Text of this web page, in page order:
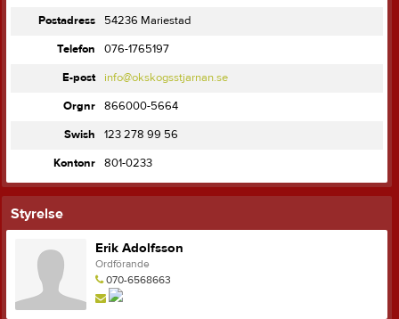
Postadress
54236 Mariestad
Telefon
076-1765197
E-post
info@okskogsstjarnan.se
Orgnr
866000-5664
Swish
123 278 99 56
Kontonr
801-0233
Styrelse
Erik Adolfsson
Ordförande
070-6568663